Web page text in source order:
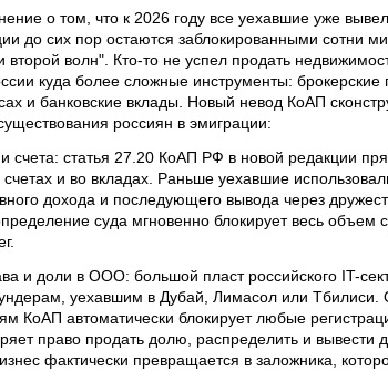
о том, что к 2026 году все уехавшие уже
до сих пор остаются заблокированными сотни
второй волн". Кто-то не успел продать
куда более сложные инструменты:
и банковские вклады. Новый невод КоАП
россиян в эмиграции:
счета: статья 27.20 КоАП РФ в новой редакции
и во вкладах. Раньше уехавшие
дохода и последующего вывода через
суда мгновенно блокирует весь объем
и доли в ООО: большой пласт российского IT-
уехавшим в Дубай, Лимасол или Тбилиси.
КоАП автоматически блокирует любые
право продать долю, распределить и вывести
фактически превращается в заложника,